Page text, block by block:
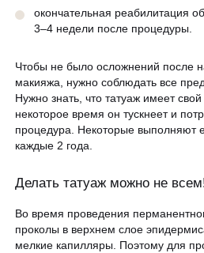
окончательная реабилитация
3–4 недели после процедуры.
Чтобы не было осложнений после
макияжа, нужно соблюдать все
Нужно знать, что татуаж имеет
некоторое время он тускнеет и
процедура. Некоторые выполняют
каждые 2 года.
Делать татуаж можно не
Во время проведения
проколы в верхнем слое
мелкие капилляры. Поэтому для